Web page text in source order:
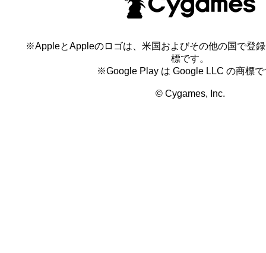
※AppleとAppleのロゴは、米国およびその他の国で登
標です。
※Google Play は Google LLC の商標で
© Cygames, Inc.